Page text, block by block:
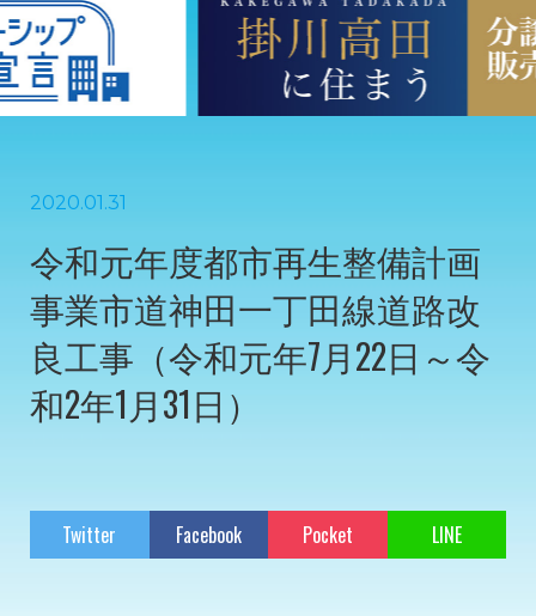
2020.01.31
令和元年度都市再生整備計画
事業市道神田一丁田線道路改
良工事（令和元年7月22日～令
和2年1月31日）
Twitter Facebook Pocket LINE